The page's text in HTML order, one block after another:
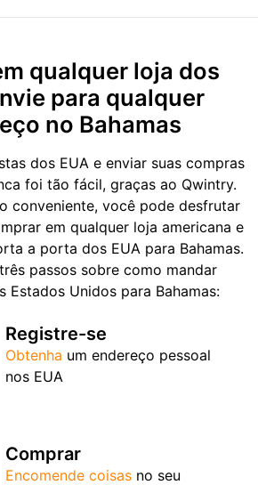
qualquer loja dos
para qualquer
no Bahamas
dos EUA e enviar suas compras
foi tão fácil, graças ao Qwintry.
conveniente, você pode desfrutar
em qualquer loja americana e
a porta dos EUA para Bahamas.
passos sobre como mandar
Estados Unidos para Bahamas:
Registre-se
Obtenha um endereço pessoal
nos EUA
Comprar
Encomende coisas no seu